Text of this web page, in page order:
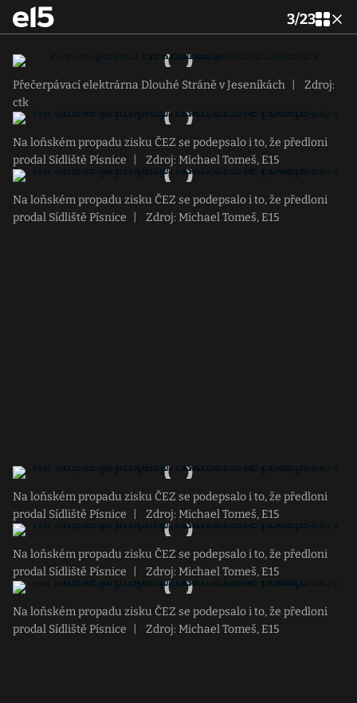
3/23
Přečerpávací elektrárna Dlouhé Stráně v Jeseníkách
Zdroj:
ctk
Na loňském propadu zisku ČEZ se podepsalo i to, že předloni
prodal Sídliště Písnice
Zdroj: Michael Tomeš, E15
Na loňském propadu zisku ČEZ se podepsalo i to, že předloni
prodal Sídliště Písnice
Zdroj: Michael Tomeš, E15
Na loňském propadu zisku ČEZ se podepsalo i to, že předloni
prodal Sídliště Písnice
Zdroj: Michael Tomeš, E15
Na loňském propadu zisku ČEZ se podepsalo i to, že předloni
prodal Sídliště Písnice
Zdroj: Michael Tomeš, E15
Na loňském propadu zisku ČEZ se podepsalo i to, že předloni
prodal Sídliště Písnice
Zdroj: Michael Tomeš, E15